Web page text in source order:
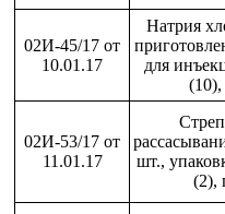
02И-45/17 от
10.01.17
Натрия
для
02И-53/17 от
11.01.17
шт.,
(2),